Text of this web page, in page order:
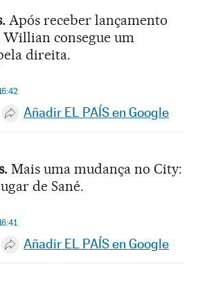
Após receber lançamento
Willian consegue um
direita.
Whatsapp
en Facebook
en Twitter
Desplegar Redes Sociales
Añadir EL PAÍS en Google
Mais uma mudança no City:
de Sané.
Whatsapp
en Facebook
en Twitter
Desplegar Redes Sociales
Añadir EL PAÍS en Google